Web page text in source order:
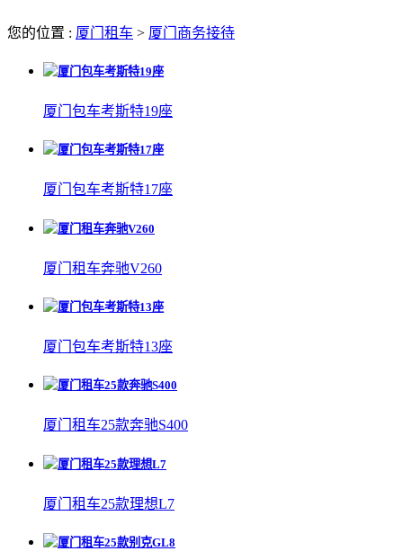
您的位置 : 厦门租车 > 厦门商务接待
厦门包车考斯特19座
厦门包车考斯特17座
厦门租车奔驰V260
厦门包车考斯特13座
厦门租车25款奔驰S400
厦门租车25款理想L7